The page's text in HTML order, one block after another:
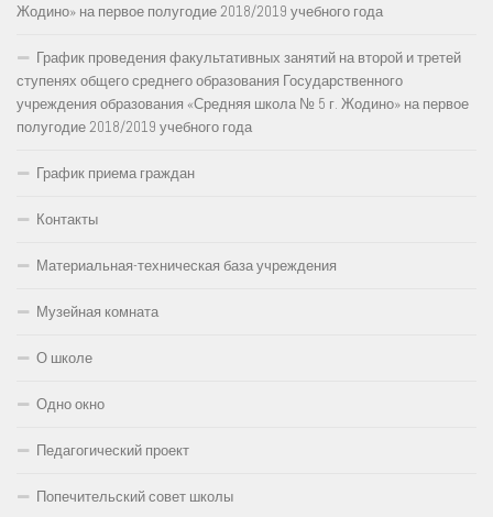
Жодино» на первое полугодие 2018/2019 учебного года
График проведения факультативных занятий на второй и третей
ступенях общего среднего образования Государственного
учреждения образования «Средняя школа № 5 г. Жодино» на первое
полугодие 2018/2019 учебного года
График приема граждан
Контакты
Материальная-техническая база учреждения
Музейная комната
О школе
Одно окно
Педагогический проект
Попечительский совет школы